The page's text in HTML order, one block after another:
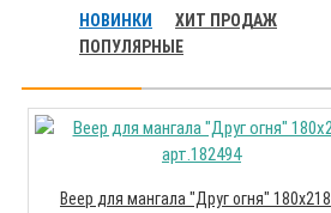
НОВИНКИ
ХИТ ПРОДАЖ
ПОПУЛЯРНЫЕ
Веер для мангала "Друг огня" 180х218